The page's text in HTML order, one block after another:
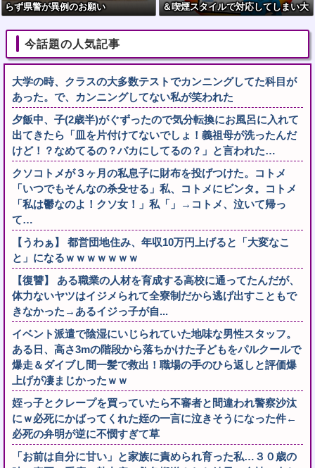
らず県警が異例のお願い
＆喫煙スタイルで対応してしまい大
今話題の人気記事
大学の時、クラスの大多数テストでカンニングしてた科目が
あった。で、カンニングしてない私が笑われた
夕飯中、子(2歳半)がぐずったので気分転換にお風呂に入れて
出てきたら「皿を片付けてないでしょ！義祖母が洗ったんだ
けど！？なめてるの？バカにしてるの？」と言われた…
クソコトメが３ヶ月の私息子に財布を投げつけた。コトメ
「いつでもそんなの杀殳せる」私、コトメにビンタ。コトメ
「私は鬱なのよ！クソ女！」私「」→コトメ、泣いて帰っ
て…
【うわぁ】 都営団地住み、年収10万円上げると「大変なこ
と」になるｗｗｗｗｗｗｗ
【復讐】 ある職業の人材を育成する高校に通ってたんだが、
体力ないヤツはイジメられて全寮制だから逃げ出すこともで
きなかった→あるイジっ子が自...
イベント派遣で陰湿にいじられていた地味な男性スタッフ。
ある日、高さ3mの階段から落ちかけた子どもをパルクールで
爆走＆ダイブし間一髪で救出！職場の手のひら返しと評価爆
上げが凄まじかったｗｗ
姪っ子とクレープを買っていたら不審者と間違われ警察沙汰
にｗ必死にかばってくれた姪の一言に泣きそうになった件←
必死の弁明が逆に不憫すぎて草
「お前は自分に甘い」と家族に責められ育った私…３０歳の